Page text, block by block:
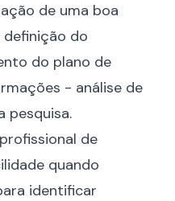
de uma boa
definição do
do plano de
- análise de
pesquisa.
de
quando
identificar